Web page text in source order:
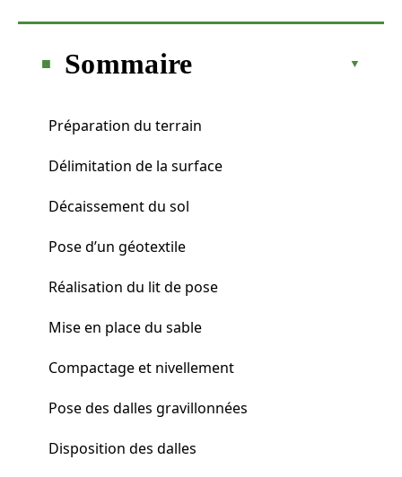
Sommaire
Préparation du terrain
Délimitation de la surface
Décaissement du sol
Pose d’un géotextile
Réalisation du lit de pose
Mise en place du sable
Compactage et nivellement
Pose des dalles gravillonnées
Disposition des dalles